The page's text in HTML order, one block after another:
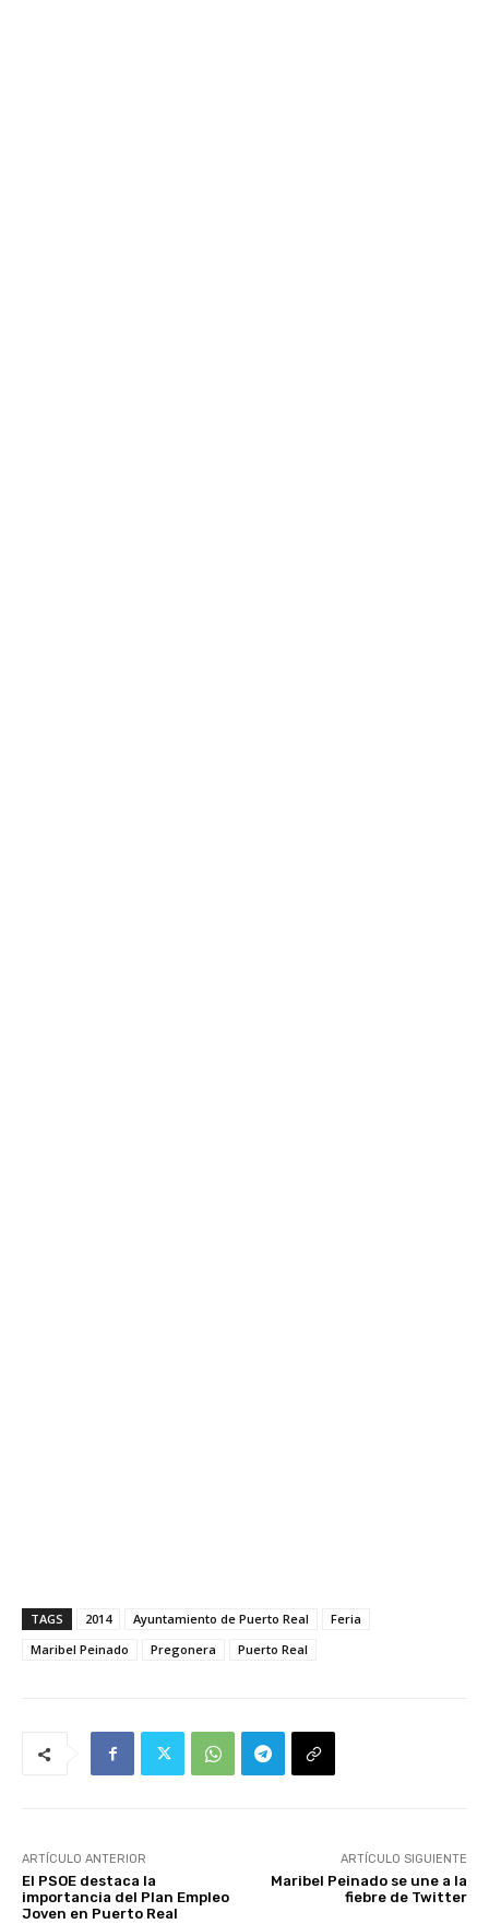
TAGS 2014 Ayuntamiento de Puerto Real
Feria
Maribel Peinado
Pregonera Puerto Real
ARTÍCULO ANTERIOR
El PSOE destaca la
importancia del Plan Empleo
Joven en Puerto Real
ARTÍCULO SIGUIENTE
Maribel Peinado se une a la
fiebre de Twitter